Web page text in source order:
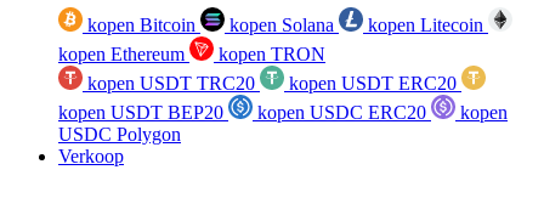
kopen Bitcoin kopen Solana
kopen Litecoin
kopen Ethereum
kopen TRON
kopen USDT TRC20
kopen USDT ERC20
kopen USDT BEP20
kopen USDC ERC20
kopen
USDC Polygon
Verkoop